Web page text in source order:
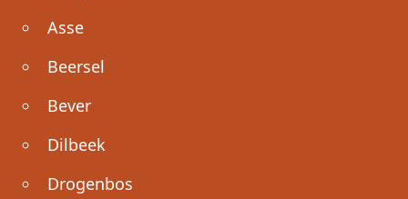
Asse
Beersel
Bever
Dilbeek
Drogenbos